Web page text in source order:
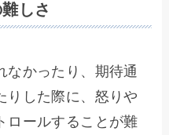
しさ
なかったり、期待通
りした際に、怒りや
ロールすることが難